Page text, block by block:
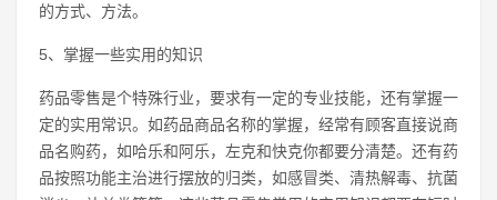
的方式、方法。
5、掌握一些实用的知识
药品零售是个特殊行业，要求有一定的专业技能，还有掌握一
定的实用常识。如药品商品名称的掌握，经常有顾客直接说商
品名购药，如哈乐和阿乐，左克和快克你都要分清楚。还有药
品按照功能主治进行摆放的归类，如感冒类、清热解毒、抗菌